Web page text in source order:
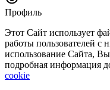
Профиль
Этот Сайт использует
работы пользователей
использование Сайта,
подробная информация
cookie